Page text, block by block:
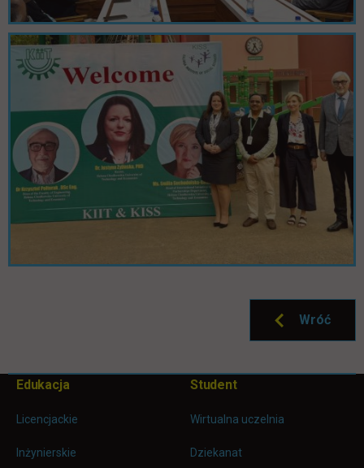
Wróć
Pomiń
Informacje w stopce
Edukacja
Licencjackie
Inżynierskie
Student
Wirtualna uczelnia
Dziekanat